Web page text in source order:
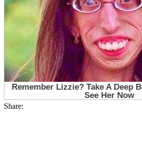
Share: